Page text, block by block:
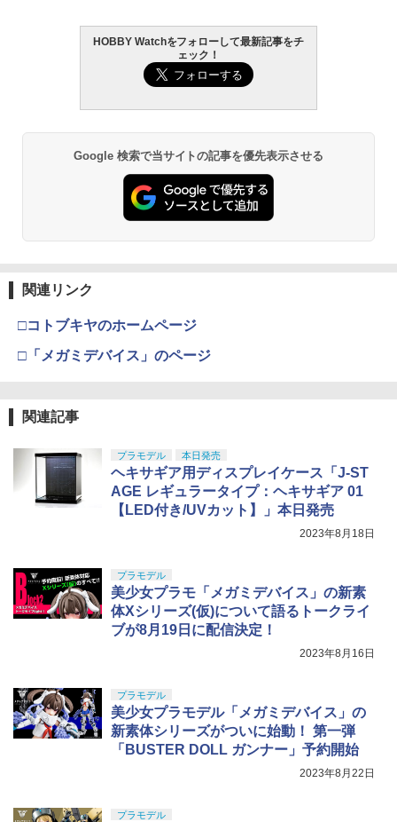
￥7,050
3
ションフィギュア 『リパブリック・コマ
ンド』 RC-1262 (スコーチ) STAR WAR
S THE BLACK SERIES GAMING GREA
TS REPUBLIC COMMANDO SCORCH
ギュア 【3月予約】
￥8,380
￥8,613
【メール便送料無料】HITCALL 超精密
研磨 トレーサー ABS BB弾 0.2g 2000発
ヒットコール 蓄光【あす楽】
ZC LEOPARD AEG ナイロンファイバー
強化ピストン CNCフルティース 14T +
ナイロンファイバーピストンヘッド◆電
動ガンメカボックス対応
￥1,880
20時〜8月11日1時59分まで】CYMA OZ
ARK ARMAMENT タイプ フリップアッ
プ BUIS リアサイト/アイアンサイト サ
バゲー
COWCOW TECHNOLOGY 強化ピスト
ンヘッド KSC/KWA Gシリーズ◆ピスト
ンカップ Oリング 補修や強化に！ G17
G19 G23F G26 グロック GLOCK
￥924
【全品5%ポイント】マジックフライング
くボール ドローン 使いやすい
￥1,580
軽量 クリスマス 贈り物 子供 リモコン付
き 誕生日 ロータリー 浮遊
￥2,530
タカラトミー(TAKARA TOMY) T-SPAR
K トランスフォーマー ニューレジェンズ
TAMASHII NATIONS S.H.フィギュアー
ツ ONE PIECE シャンクス -マリンフォ
ード頂上決戦- 約165mm PVC&ABS&布
4
52TOYS BLINDBOX ディズニー プリン
ックス フィギュア ガチャガチャ コレク
【POP MART 公式ストア】THE MONS
TERS Big into Energy シリーズ ぬいぐ
るみペンダント 【1ピース】 エナジーラ
ブブ labubu ラブブ らぶぶ ポップマー
し活 ポプマ 正規品
￥2,750
BANDAI SPIRITS(バンダイ スピリッツ)
機動警察パトレイバー EZY RG 1/48 AV-
みプラモデル
BANDAI SPIRITS(バンダイ スピリッツ)
30MS SIS-J00 メルンジャ[カラーA] 色
4
マックスファクトリー PLAMATEA MX
ール 全高約160mm
HG 機動戦士ガンダム00 グラハム専用ユ
ニオンフラッグカスタム 1/144スケール
色分け済みプラモデル
￥1,800
東京マルイ (TOKYO MARUI) ガスブロー
バックマシンガン No.14 20式 5.56mm
小銃 18歳以上 ガスブローバック
￥220,000
東京マルイ(TOKYO MARUI) No.21 H&K
USP HG 18歳以上エアーHOPハンドガン
￥3,409
4
￥2,666
5
￥3,815
GSIクレオス Mr.トップコート 水性プレ
ミアムトップコートスプレー 光沢 88ml
ホビー用仕上材 B601
￥748
タミヤ クラフトツールシリーズ No.123
先細薄刃ニッパー (ゲートカット用) プラ
モデル用工具 74123
￥2,600
5
体彫刻 耐久 繰返し ハンドメイドネイル
(Bタイプ)
￥499
HOBBY Watchをフォローして最新記事をチ
ェック！
Google 検索で当サイトの記事を優先表示させる
関連リンク
□コトブキヤのホームページ
□「メガミデバイス」のページ
関連記事
プラモデル 本日発売
ヘキサギア用ディスプレイケース「J-ST
AGE レギュラータイプ：ヘキサギア 01
【LED付き/UVカット】」本日発売
2023年8月18日
プラモデル
美少女プラモ「メガミデバイス」の新素
体Xシリーズ(仮)について語るトークライ
ブが8月19日に配信決定！
2023年8月16日
プラモデル
美少女プラモデル「メガミデバイス」の
新素体シリーズがついに始動！ 第一弾
「BUSTER DOLL ガンナー」予約開始
2023年8月22日
プラモデル